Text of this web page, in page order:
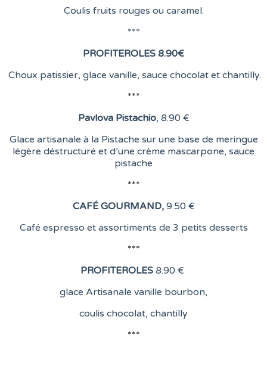
Coulis fruits rouges ou caramel.
***
PROFITEROLES 8.90€
Choux patissier, glace vanille, sauce chocolat et chantilly.
***
Pavlova Pistachio, 8.90 €
Glace artisanale à la Pistache sur une base de meringue
légère déstructuré et d’une crème mascarpone, sauce
pistache
***
CAFÉ GOURMAND, 9.50 €
Café espresso et assortiments de 3 petits desserts
***
PROFITEROLES 8.90 €
glace Artisanale vanille bourbon,
coulis chocolat, chantilly
***